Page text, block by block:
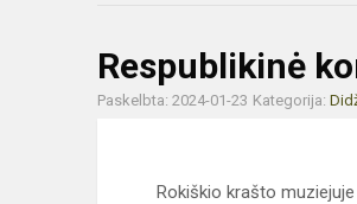
Respublikinė
Paskelbta: 2024-01-23 Kategorija:
Rokiškio krašto